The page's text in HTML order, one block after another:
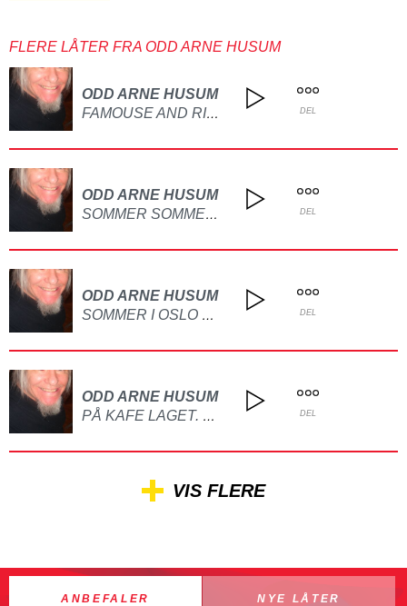
FLERE LÅTER FRA ODD ARNE HUSUM
ODD ARNE HUSUM
FAMOUSE AND RICH LAGET PÅ GITAR DEL
ODD ARNE HUSUM
SOMMER SOMMER DET ER DET VI VI HA LAGET PÅ GITAR OG PIANO DEL
ODD ARNE HUSUM
SOMMER I OSLO BY LAGET PÅ GITAR DEL
ODD ARNE HUSUM
PÅ KAFE LAGET. PÅ GITAR DEL
VIS FLERE
ANBEFALER NYE LÅTER